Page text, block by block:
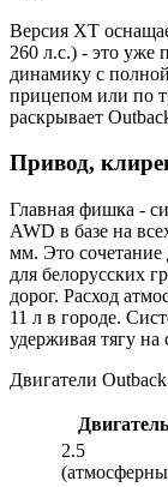
Версия XT
260 л.с.) - это уже
динамику с полной
прицепом или по
раскрывает
Привод,
Главная фишка -
AWD в базе на
мм. Это
для белорусских
дорог. Расход
11 л в городе.
удерживая тягу на
Двигатели
Двигатель
2.5